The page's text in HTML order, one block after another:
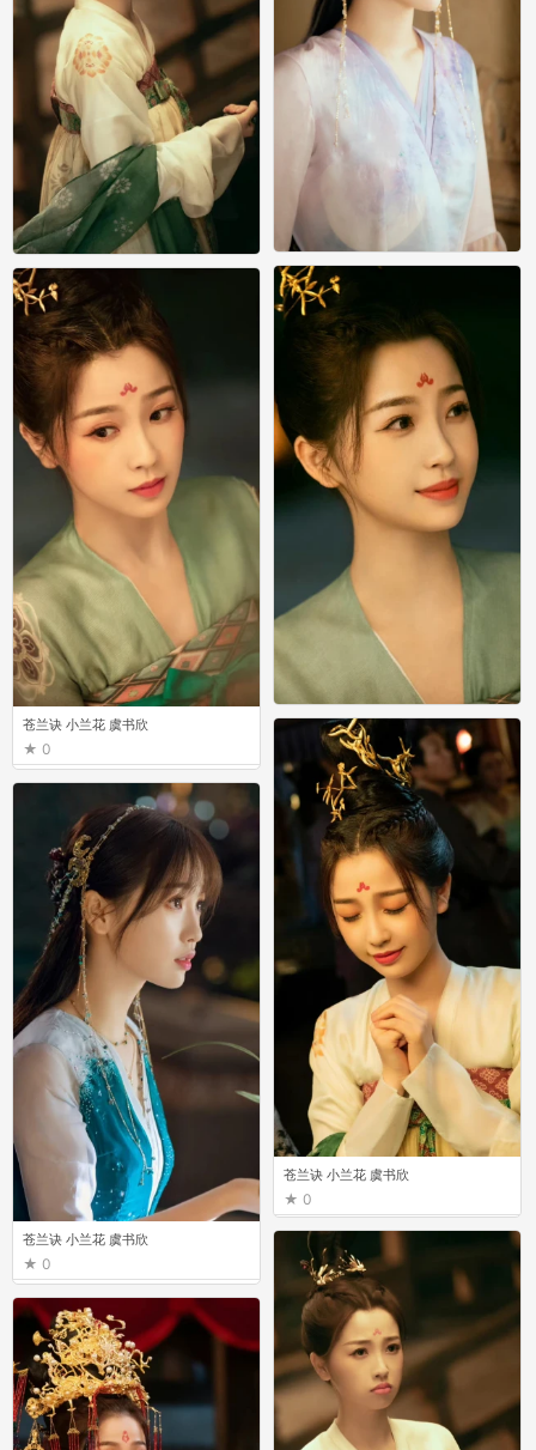
苍兰诀 小兰花 虞书欣
0
苍兰诀 小兰花 虞书欣
苍兰诀 小兰花 虞书欣
0
苍兰诀 小兰花 虞书欣
0
苍兰诀 小兰花 虞书欣
0
苍兰诀 小兰花 虞书欣
0